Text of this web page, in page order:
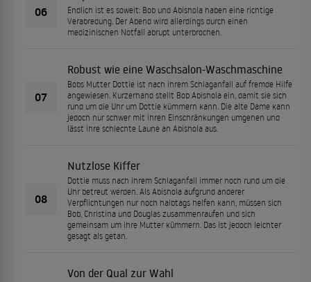
06
Endlich ist es soweit: Bob und Abishola haben eine richtige
Verabredung. Der Abend wird allerdings durch einen
medizinischen Notfall abrupt unterbrochen.
07
Robust wie eine Waschsalon-Waschmaschine
Bobs Mutter Dottie ist nach ihrem Schlaganfall auf fremde Hilfe
angewiesen. Kurzerhand stellt Bob Abishola ein, damit sie sich
rund um die Uhr um Dottie kümmern kann. Die alte Dame kann
jedoch nur schwer mit ihren Einschränkungen umgehen und
lässt ihre schlechte Laune an Abishola aus.
08
Nutzlose Kiffer
Dottie muss nach ihrem Schlaganfall immer noch rund um die
Uhr betreut werden. Als Abishola aufgrund anderer
Verpflichtungen nur noch halbtags helfen kann, müssen sich
Bob, Christina und Douglas zusammenraufen und sich
gemeinsam um ihre Mutter kümmern. Das ist jedoch leichter
gesagt als getan.
Von der Qual zur Wahl